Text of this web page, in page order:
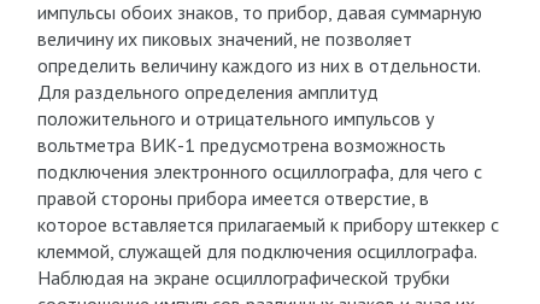
импульсы обоих знаков, то прибор, давая суммарную
величину их пиковых значений, не позволяет
определить величину каждого из них в отдельности.
Для раздельного определения амплитуд
положительного и отрицательного импульсов у
вольтметра ВИК-1 предусмотрена возможность
подключения электронного осциллографа, для чего с
правой стороны прибора имеется отверстие, в
которое вставляется прилагаемый к прибору штеккер с
клеммой, служащей для подключения осциллографа.
Наблюдая на экране осциллографической трубки